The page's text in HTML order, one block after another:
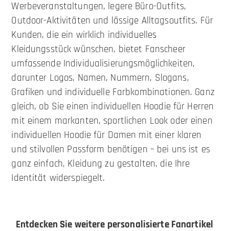
Werbeveranstaltungen, legere Büro-Outfits,
Outdoor-Aktivitäten und lässige Alltagsoutfits. Für
Kunden, die ein wirklich individuelles
Kleidungsstück wünschen, bietet Fanscheer
umfassende Individualisierungsmöglichkeiten,
darunter Logos, Namen, Nummern, Slogans,
Grafiken und individuelle Farbkombinationen. Ganz
gleich, ob Sie einen individuellen Hoodie für Herren
mit einem markanten, sportlichen Look oder einen
individuellen Hoodie für Damen mit einer klaren
und stilvollen Passform benötigen – bei uns ist es
ganz einfach, Kleidung zu gestalten, die Ihre
Identität widerspiegelt.
Entdecken Sie weitere personalisierte Fanartikel